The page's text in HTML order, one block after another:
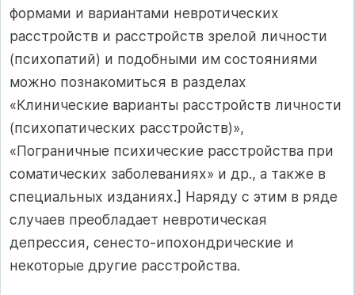
формами и вариантами невротических
расстройств и расстройств зрелой личности
(психопатий) и подобными им состояниями
можно познакомиться в разделах
«Клинические варианты расстройств личности
(психопатических расстройств)»,
«Пограничные психические расстройства при
соматических заболеваниях» и др., а также в
специальных изданиях.] Наряду с этим в ряде
случаев преобладает невротическая
депрессия, сенесто-ипохондрические и
некоторые другие расстройства.